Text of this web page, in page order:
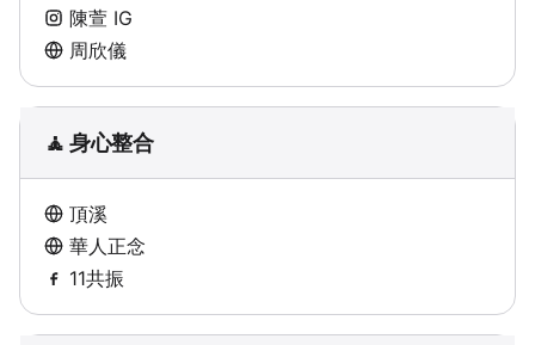
陳萱 IG
周欣儀
🧘 身心整合
頂溪
華人正念
11共振